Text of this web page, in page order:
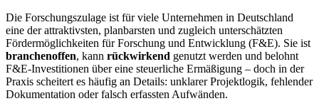
Die Forschungszulage ist für viele Unternehmen in Deutschland
eine der attraktivsten, planbarsten und zugleich unterschätzten
Fördermöglichkeiten für Forschung und Entwicklung (F&E). Sie ist
branchenoffen, kann rückwirkend genutzt werden und belohnt
F&E-Investitionen über eine steuerliche Ermäßigung – doch in der
Praxis scheitert es häufig an Details: unklarer Projektlogik, fehlender
Dokumentation oder falsch erfassten Aufwänden.